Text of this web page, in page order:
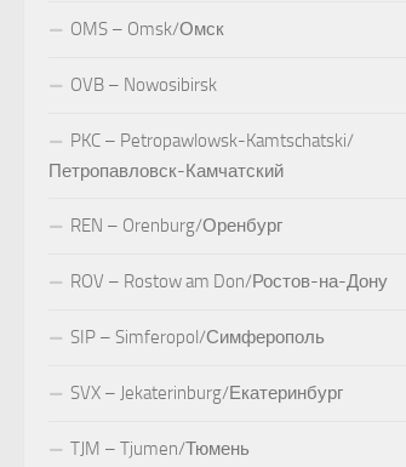
OMS – Omsk/Омск
OVB – Nowosibirsk
PKC – Petropawlowsk-Kamtschatski/
Петропавловск-Камчатский
REN – Orenburg/Оренбург
ROV – Rostow am Don/Ростов-на-Дону
SIP – Simferopol/Симферополь
SVX – Jekaterinburg/Екатеринбург
TJM – Tjumen/Тюмень